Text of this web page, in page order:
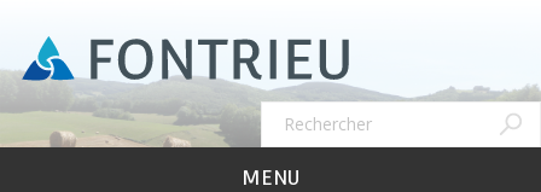
contenu
principal
Rechercher
MENU